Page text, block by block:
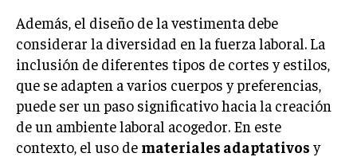
INTERNACIONAL
NEGOCIOS INTERNACIONALES
COMERCIO INTERNACIONAL
EXPANSIÓN GLOBAL
IMPORTACIÓN Y EXPORTACIÓN
Además, el diseño de la vestimenta debe
considerar la diversidad en la fuerza laboral. La
inclusión de diferentes tipos de cortes y estilos,
que se adapten a varios cuerpos y preferencias,
puede ser un paso significativo hacia la creación
de un ambiente laboral acogedor. En este
contexto, el uso de materiales adaptativos y